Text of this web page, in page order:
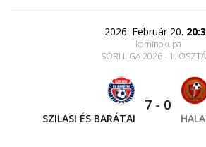
2026. Február 20.
kaminokupa
SORI LIGA 2026 - 1.
SZILASI ÉS BARÁTAI
7 - 0